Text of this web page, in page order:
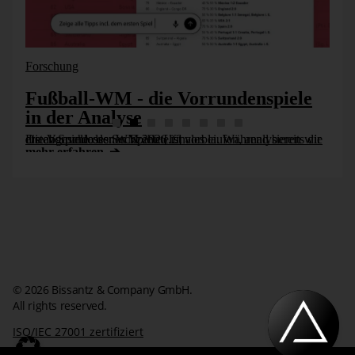
genannt, das mit der vorhandenen Datenmasse sehr clever
und ökonomisch umgeht. Die Idee ist, die zur Verfügung
stehenden Daten wiederholt mit unterschiedlicher
Gewichtung der einzelnen Datensätze zu verwenden, jeweils
das einfache Verfahren, also hier den Entscheidungsbaum
Forschung
Fußball-WM - die Vorrundenspiele
in der Analyse
Die Vorrunde der WM 2026 ist vorbei. Während bereits die ersten Spiele des Sechzehntelfinales laufen, analysieren wir die abgeschlossenen Spiele [...]
mehr erfahren
© 2026 Bissantz & Company GmbH.
All rights reserved.
ISO/IEC 27001 zertifiziert